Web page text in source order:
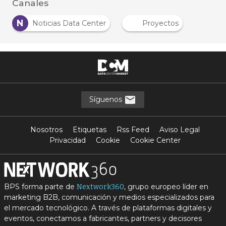
Canales
N
Noticias Data Center Proyectos
Síguenos
Nosotros Etiquetas Rss Feed
Aviso Legal
Privacidad
Cookie Cookie Center
BPS forma parte de Nextwork360, grupo europeo líder en
marketing B2B, comunicación y medios especializados para
el mercado tecnológico. A través de plataformas digitales y
eventos, conectamos a fabricantes, partners y decisores